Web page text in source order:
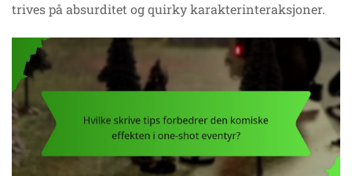
trives på absurditet og quirky karakterinteraksjoner.